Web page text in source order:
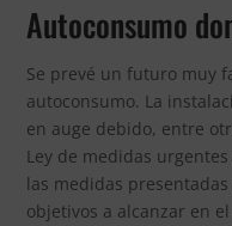
Autoconsumo
Se prevé un futuro muy
autoconsumo. La
en auge debido, entre
Ley de medidas
las medidas
objetivos a alcanzar en